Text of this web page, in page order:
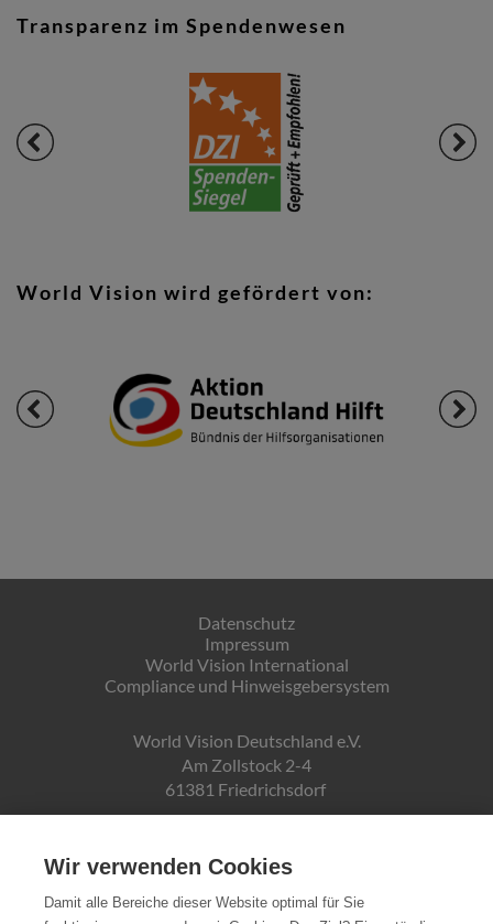
Transparenz im Spendenwesen
World Vision wird gefördert von:
Datenschutz
Impressum
World Vision International
Compliance und Hinweisgebersystem
World Vision Deutschland e.V.
Am Zollstock 2-4
61381 Friedrichsdorf
DE19ZZZ00000150171
Wir verwenden Cookies
Damit alle Bereiche dieser Website optimal für Sie